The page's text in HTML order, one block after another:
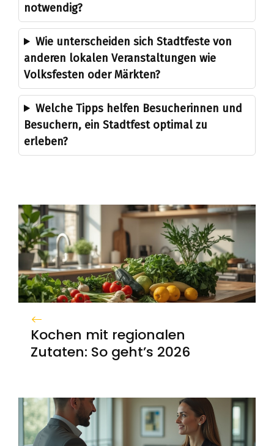
notwendig?
Wie unterscheiden sich Stadtfeste von
anderen lokalen Veranstaltungen wie
Volksfesten oder Märkten?
Welche Tipps helfen Besucherinnen und
Besuchern, ein Stadtfest optimal zu
erleben?
Kochen mit regionalen
Zutaten: So geht’s 2026